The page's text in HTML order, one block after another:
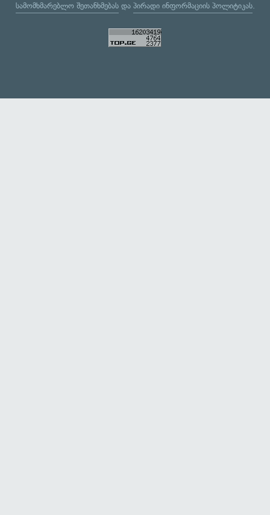
სამომხმარებლო შეთანხმებასდა პირადი ინფორმაციის პოლიტიკას.